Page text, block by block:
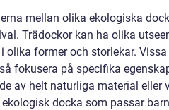
mellan olika ekologiska
Trädockor kan ha olika
olika former och storlekar.
fokusera på specifika
av helt naturliga material eller
docka som passar